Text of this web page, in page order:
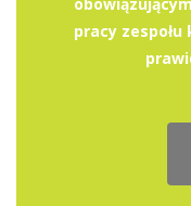
pracy